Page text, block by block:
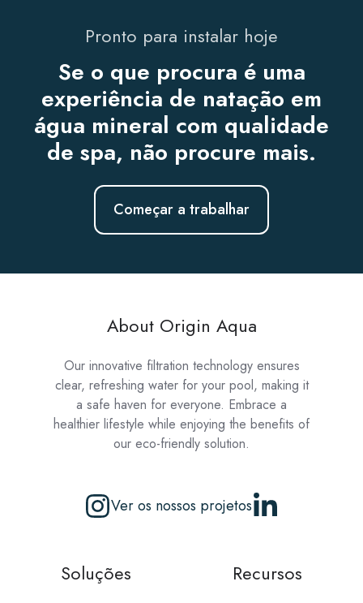
Pronto para instalar hoje
Se o que procura é uma
experiência de natação em
água mineral com qualidade
de spa, não procure mais.
Começar a trabalhar
About Origin Aqua
Our innovative filtration technology ensures
clear, refreshing water for your pool, making it
a safe haven for everyone. Embrace a
healthier lifestyle while enjoying the benefits of
our eco-friendly solution.
Ver os nossos projetos
Soluções Recursos